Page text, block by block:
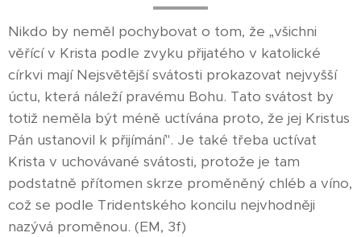
Nikdo by neměl pochybovat o tom, že „všichni
věřící v Krista podle zvyku přijatého v katolické
církvi mají Nejsvětější svátosti prokazovat nejvyšší
úctu, která náleží pravému Bohu. Tato svátost by
totiž neměla být méně uctívána proto, že jej Kristus
Pán ustanovil k přijímání". Je také třeba uctívat
Krista v uchovávané svátosti, protože je tam
podstatně přítomen skrze proměněný chléb a víno,
což se podle Tridentského koncilu nejvhodněji
nazývá proměnou. (EM, 3f)